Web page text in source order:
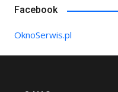
Facebook
OknoSerwis.pl